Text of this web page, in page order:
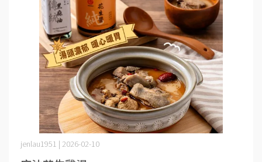
jenlau1951 | 2026-02-10